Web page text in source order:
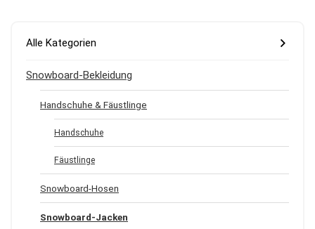
Alle Kategorien
Snowboard-Bekleidung
Handschuhe & Fäustlinge
Handschuhe
Fäustlinge
Snowboard-Hosen
Snowboard-Jacken